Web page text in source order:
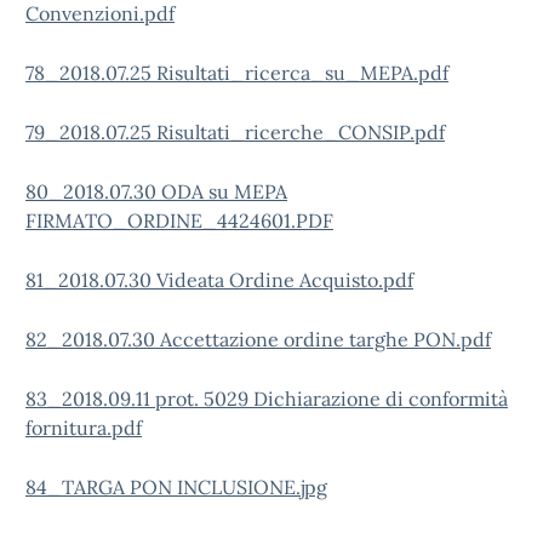
Convenzioni.pdf
78_2018.07.25 Risultati_ricerca_su_MEPA.pdf
79_2018.07.25 Risultati_ricerche_CONSIP.pdf
80_2018.07.30 ODA su MEPA
FIRMATO_ORDINE_4424601.PDF
81_2018.07.30 Videata Ordine Acquisto.pdf
82_2018.07.30 Accettazione ordine targhe PON.pdf
83_2018.09.11 prot. 5029 Dichiarazione di conformità
fornitura.pdf
84_TARGA PON INCLUSIONE.jpg